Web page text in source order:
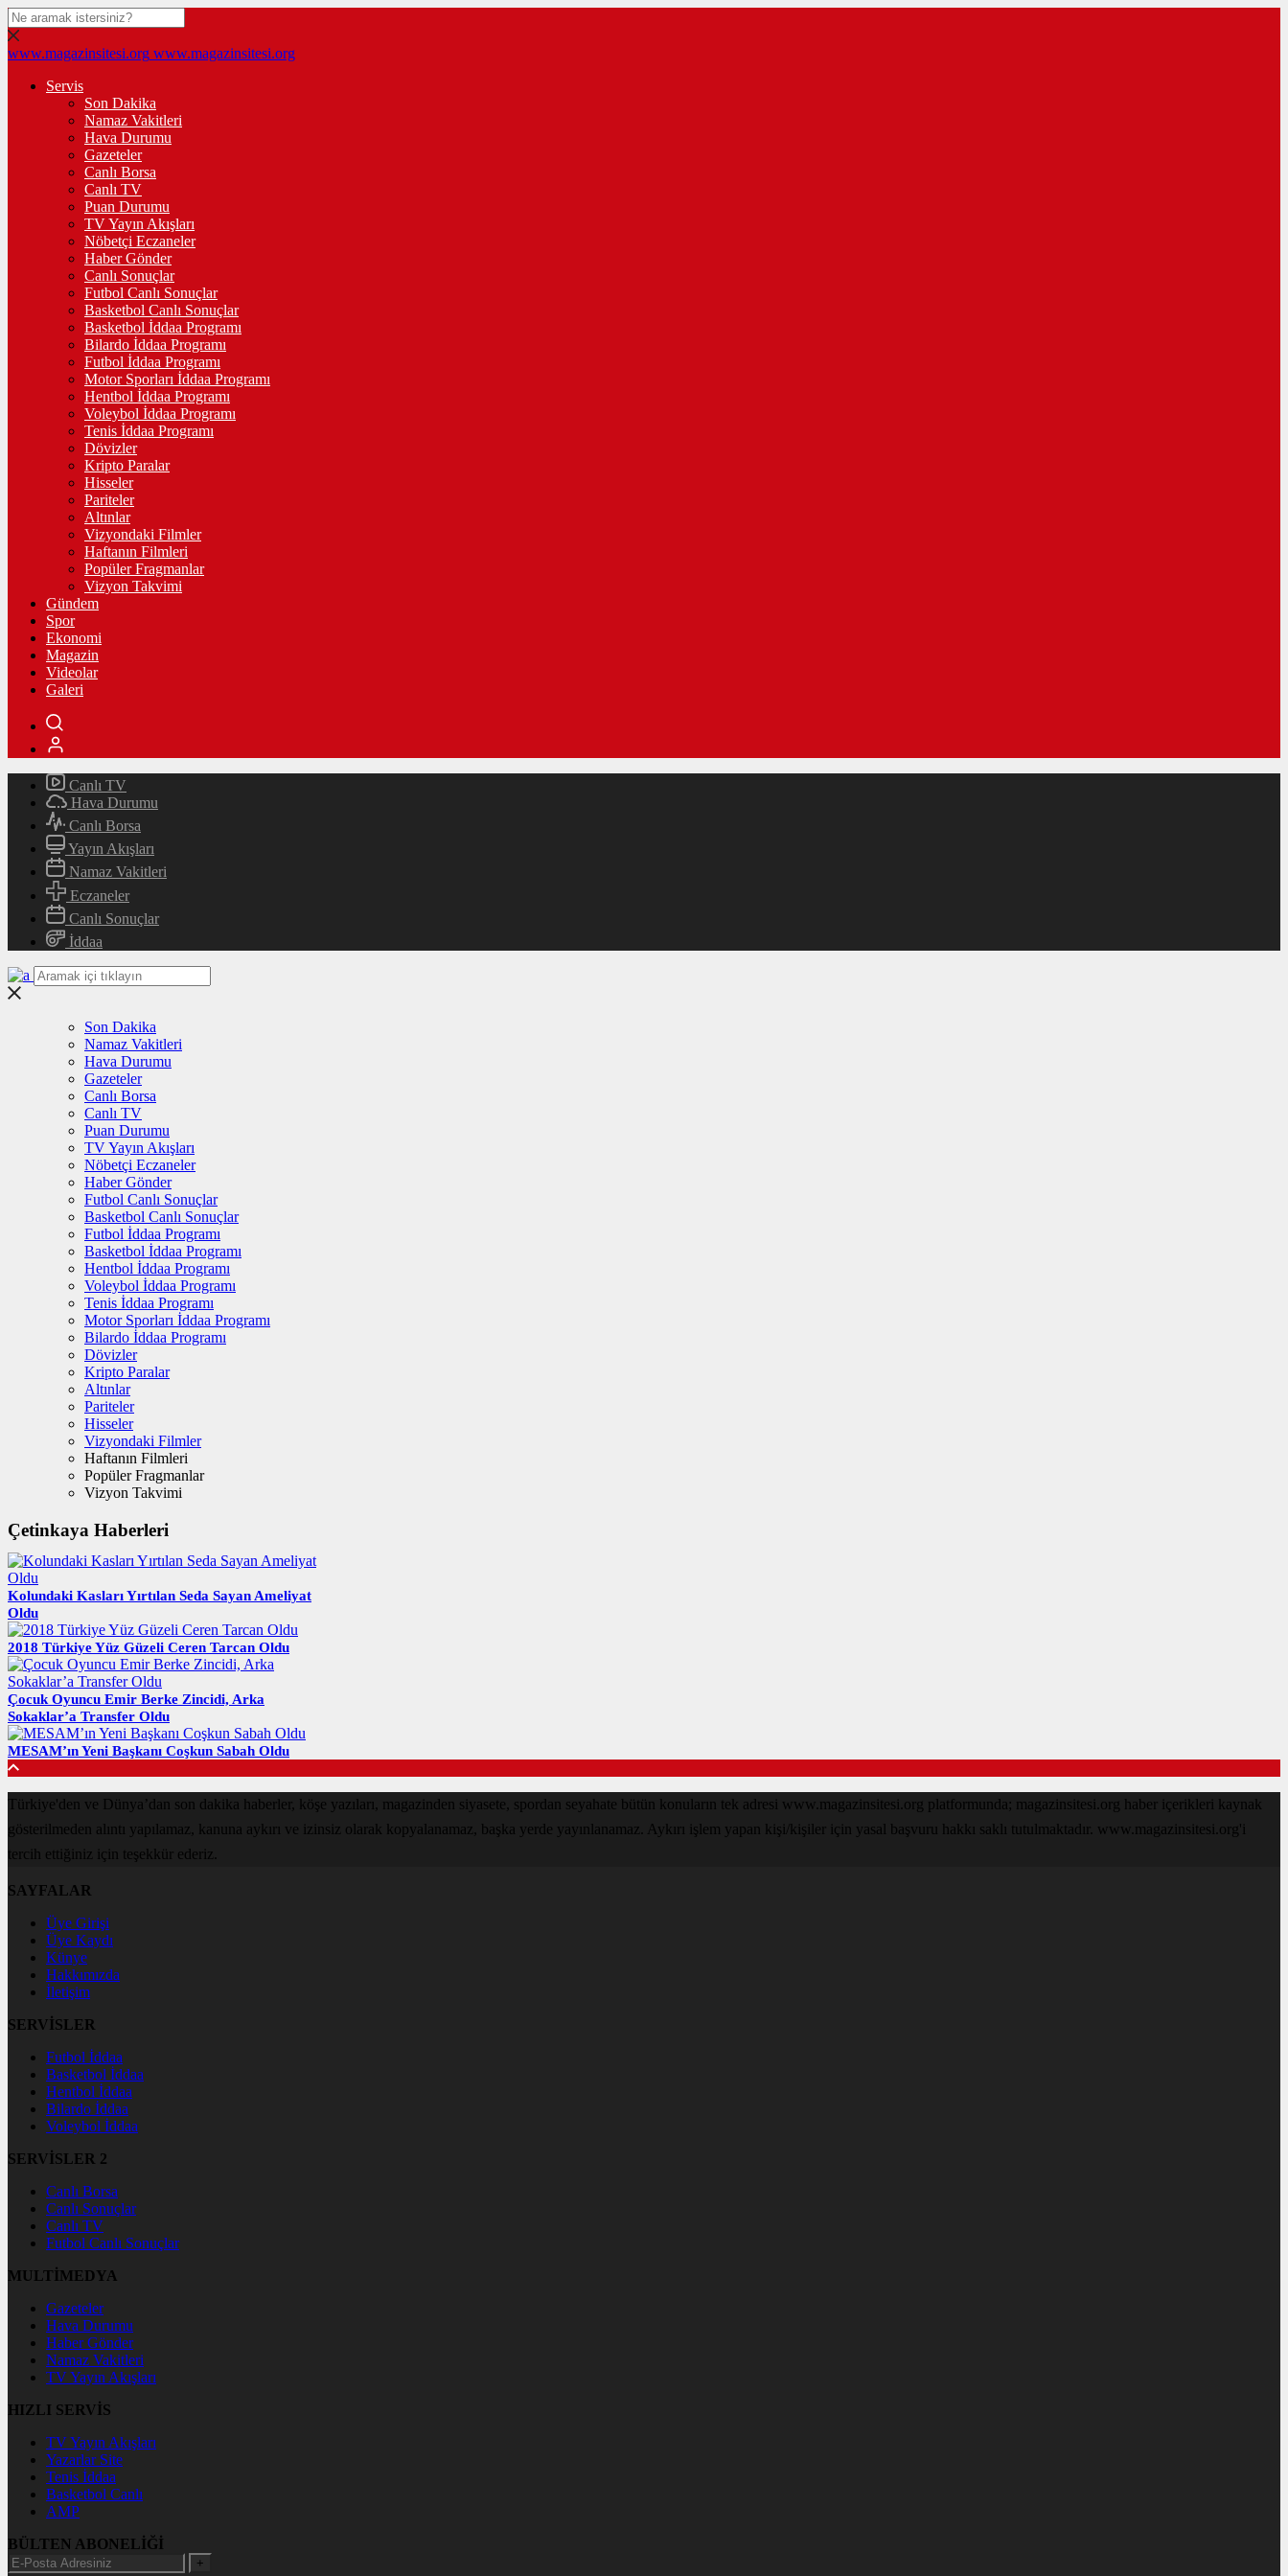
www.magazinsitesi.org www.magazinsitesi.org
Servis
Son Dakika
Namaz Vakitleri
Hava Durumu
Gazeteler
Canlı Borsa
Canlı TV
Puan Durumu
TV Yayın Akışları
Nöbetçi Eczaneler
Haber Gönder
Canlı Sonuçlar
Futbol Canlı Sonuçlar
Basketbol Canlı Sonuçlar
Basketbol İddaa Programı
Bilardo İddaa Programı
Futbol İddaa Programı
Motor Sporları İddaa Programı
Hentbol İddaa Programı
Voleybol İddaa Programı
Tenis İddaa Programı
Dövizler
Kripto Paralar
Hisseler
Pariteler
Altınlar
Vizyondaki Filmler
Haftanın Filmleri
Popüler Fragmanlar
Vizyon Takvimi
Gündem
Spor
Ekonomi
Magazin
Videolar
Galeri
Canlı TV
Hava Durumu
Canlı Borsa
Yayın Akışları
Namaz Vakitleri
Eczaneler
Canlı Sonuçlar
İddaa
Son Dakika
Namaz Vakitleri
Hava Durumu
Gazeteler
Canlı Borsa
Canlı TV
Puan Durumu
TV Yayın Akışları
Nöbetçi Eczaneler
Haber Gönder
Futbol Canlı Sonuçlar
Basketbol Canlı Sonuçlar
Futbol İddaa Programı
Basketbol İddaa Programı
Hentbol İddaa Programı
Voleybol İddaa Programı
Tenis İddaa Programı
Motor Sporları İddaa Programı
Bilardo İddaa Programı
Dövizler
Kripto Paralar
Altınlar
Pariteler
Hisseler
Vizyondaki Filmler
Haftanın Filmleri
Popüler Fragmanlar
Vizyon Takvimi
Çetinkaya Haberleri
Kolundaki Kasları Yırtılan Seda Sayan Ameliyat
Oldu
2018 Türkiye Yüz Güzeli Ceren Tarcan Oldu
Çocuk Oyuncu Emir Berke Zincidi, Arka
Sokaklar’a Transfer Oldu
MESAM’ın Yeni Başkanı Coşkun Sabah Oldu
Türkiye'den ve Dünya’dan son dakika haberler, köşe yazıları, magazinden siyasete, spordan seyahate bütün konuların tek adresi www.magazinsitesi.org platformunda; magazinsitesi.org haber içerikleri kaynak
gösterilmeden alıntı yapılamaz, kanuna aykırı ve izinsiz olarak kopyalanamaz, başka yerde yayınlanamaz. Aykırı işlem yapan kişi/kişiler için yasal başvuru hakkı saklı tutulmaktadır. www.magazinsitesi.org'i
tercih ettiğiniz için teşekkür ederiz.
SAYFALAR
Üye Girişi
Üye Kaydı
Künye
Hakkımızda
İletişim
SERVİSLER
Futbol İddaa
Basketbol İddaa
Hentbol İddaa
Bilardo İddaa
Voleybol İddaa
SERVİSLER 2
Canlı Borsa
Canlı Sonuçlar
Canlı TV
Futbol Canlı Sonuçlar
MULTİMEDYA
Gazeteler
Hava Durumu
Haber Gönder
Namaz Vakitleri
TV Yayın Akışları
HIZLI SERVİS
TV Yayın Akışları
Yazarlar Site
Tenis İddaa
Basketbol Canlı
AMP
BÜLTEN ABONELİĞİ
+